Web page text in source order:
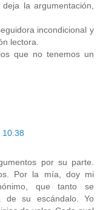
la argumentación,
incondicional y
lectora.
que no tenemos un
10:38
por su parte.
Por la mía, doy mi
que tanto se
de su escándalo. Yo